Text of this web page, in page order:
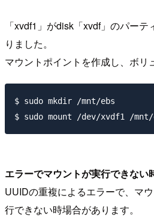
「xvdf1」がdisk「xvdf」のパー
りました。
マウントポイントを作成し、ボリ
$ sudo mkdir /mnt/ebs
エラーでマウントが実行できない
UUIDの重複によるエラーで、マ
行できない時場合があります。